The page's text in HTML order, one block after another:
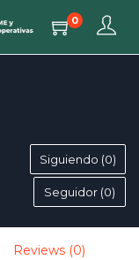
0
Siguiendo (0)
Seguidor (0)
Reviews (0)